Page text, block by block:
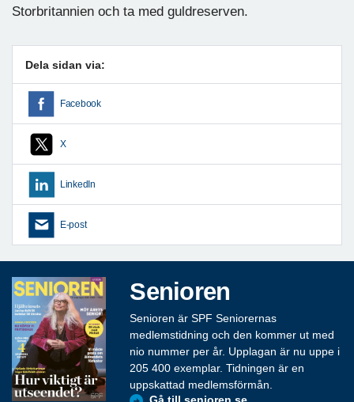
Storbritannien och ta med guldreserven.
Dela sidan via:
Facebook
X
LinkedIn
E-post
Senioren
Senioren är SPF Seniorernas
medlemstidning och den kommer ut med
nio nummer per år. Upplagan är nu uppe i
205 400 exemplar. Tidningen är en
uppskattad medlemsförmån.